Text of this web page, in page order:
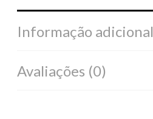
Informação adicional
Avaliações (0)